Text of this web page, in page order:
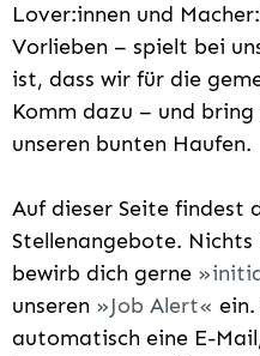
Lover:innen und
Vorlieben – spielt bei
ist, dass wir für die
Komm dazu – und
unseren bunten Haufen.
Auf dieser Seite findest
Stellenangebote. Nichts
bewirb dich gerne
unseren
Job Alert
automatisch eine E-